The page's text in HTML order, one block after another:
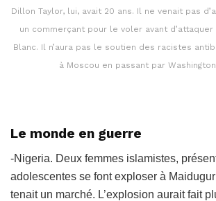
Dillon Taylor, lui, avait 20 ans. Il ne venait pas
un commerçant pour le voler avant
Blanc. Il n’aura pas le soutien des racistes
à Moscou en passant par
Le monde en guerre
-Nigeria. Deux femmes islamistes,
adolescentes se font exploser à
tenait un marché. L’explosion aurait fait